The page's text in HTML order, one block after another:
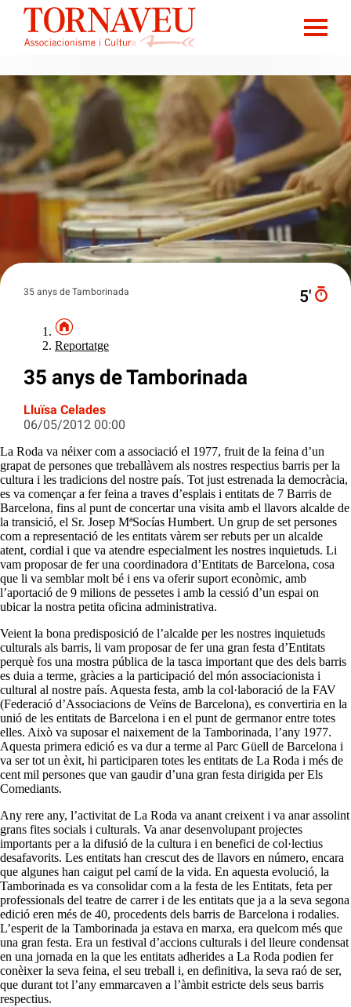
35 anys de Tamborinada 5′
Reportatge
35 anys de Tamborinada
Lluïsa Celades
06/05/2012 00:00
La Roda va néixer com a associació el 1977, fruit de la feina d’un
grapat de persones que treballàvem als nostres respectius barris per la
cultura i les tradicions del nostre país. Tot just estrenada la democràcia,
es va començar a fer feina a traves d’esplais i entitats de 7 Barris de
Barcelona, fins al punt de concertar una visita amb el llavors alcalde de
la transició, el Sr. Josep MªSocías Humbert. Un grup de set persones
com a representació de les entitats vàrem ser rebuts per un alcalde
atent, cordial i que va atendre especialment les nostres inquietuds. Li
vam proposar de fer una coordinadora d’Entitats de Barcelona, cosa
que li va semblar molt bé i ens va oferir suport econòmic, amb
l’aportació de 9 milions de pessetes i amb la cessió d’un espai on
ubicar la nostra petita oficina administrativa.
Veient la bona predisposició de l’alcalde per les nostres inquietuds
culturals als barris, li vam proposar de fer una gran festa d’Entitats
perquè fos una mostra pública de la tasca important que des dels barris
es duia a terme, gràcies a la participació del món associacionista i
cultural al nostre país. Aquesta festa, amb la col·laboració de la FAV
(Federació d’Associacions de Veïns de Barcelona), es convertiria en la
unió de les entitats de Barcelona i en el punt de germanor entre totes
elles. Això va suposar el naixement de la Tamborinada, l’any 1977.
Aquesta primera edició es va dur a terme al Parc Güell de Barcelona i
va ser tot un èxit, hi participaren totes les entitats de La Roda i més de
cent mil persones que van gaudir d’una gran festa dirigida per Els
Comediants.
Any rere any, l’activitat de La Roda va anant creixent i va anar assolint
grans fites socials i culturals. Va anar desenvolupant projectes
importants per a la difusió de la cultura i en benefici de col·lectius
desafavorits. Les entitats han crescut des de llavors en número, encara
que algunes han caigut pel camí de la vida. En aquesta evolució, la
Tamborinada es va consolidar com a la festa de les Entitats, feta per
professionals del teatre de carrer i de les entitats que ja a la seva segona
edició eren més de 40, procedents dels barris de Barcelona i rodalies.
L’esperit de la Tamborinada ja estava en marxa, era quelcom més que
una gran festa. Era un festival d’accions culturals i del lleure condensat
en una jornada en la que les entitats adherides a La Roda podien fer
conèixer la seva feina, el seu treball i, en definitiva, la seva raó de ser,
que durant tot l’any emmarcaven a l’àmbit estricte dels seus barris
respectius.